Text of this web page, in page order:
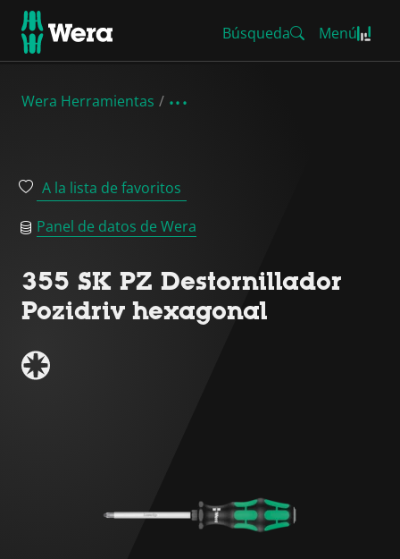
Búsqueda Menú
Wera Herramientas
A la lista de favoritos
Panel de datos de Wera
355 SK PZ Destornillador
Pozidriv hexagonal